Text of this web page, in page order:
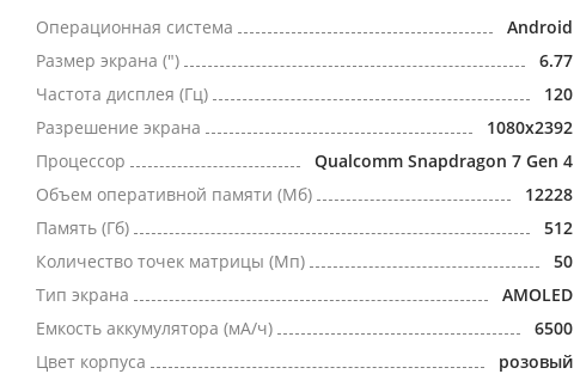
Операционная система
Android
Размер экрана (")
6.77
Частота дисплея (Гц)
120
Разрешение экрана
1080x2392
Процессор
Qualcomm Snapdragon 7 Gen 4
Объем оперативной памяти (Мб)
12228
Память (Гб)
512
Количество точек матрицы (Мп)
50
Тип экрана
AMOLED
Емкость аккумулятора (мА/ч)
6500
Цвет корпуса
розовый